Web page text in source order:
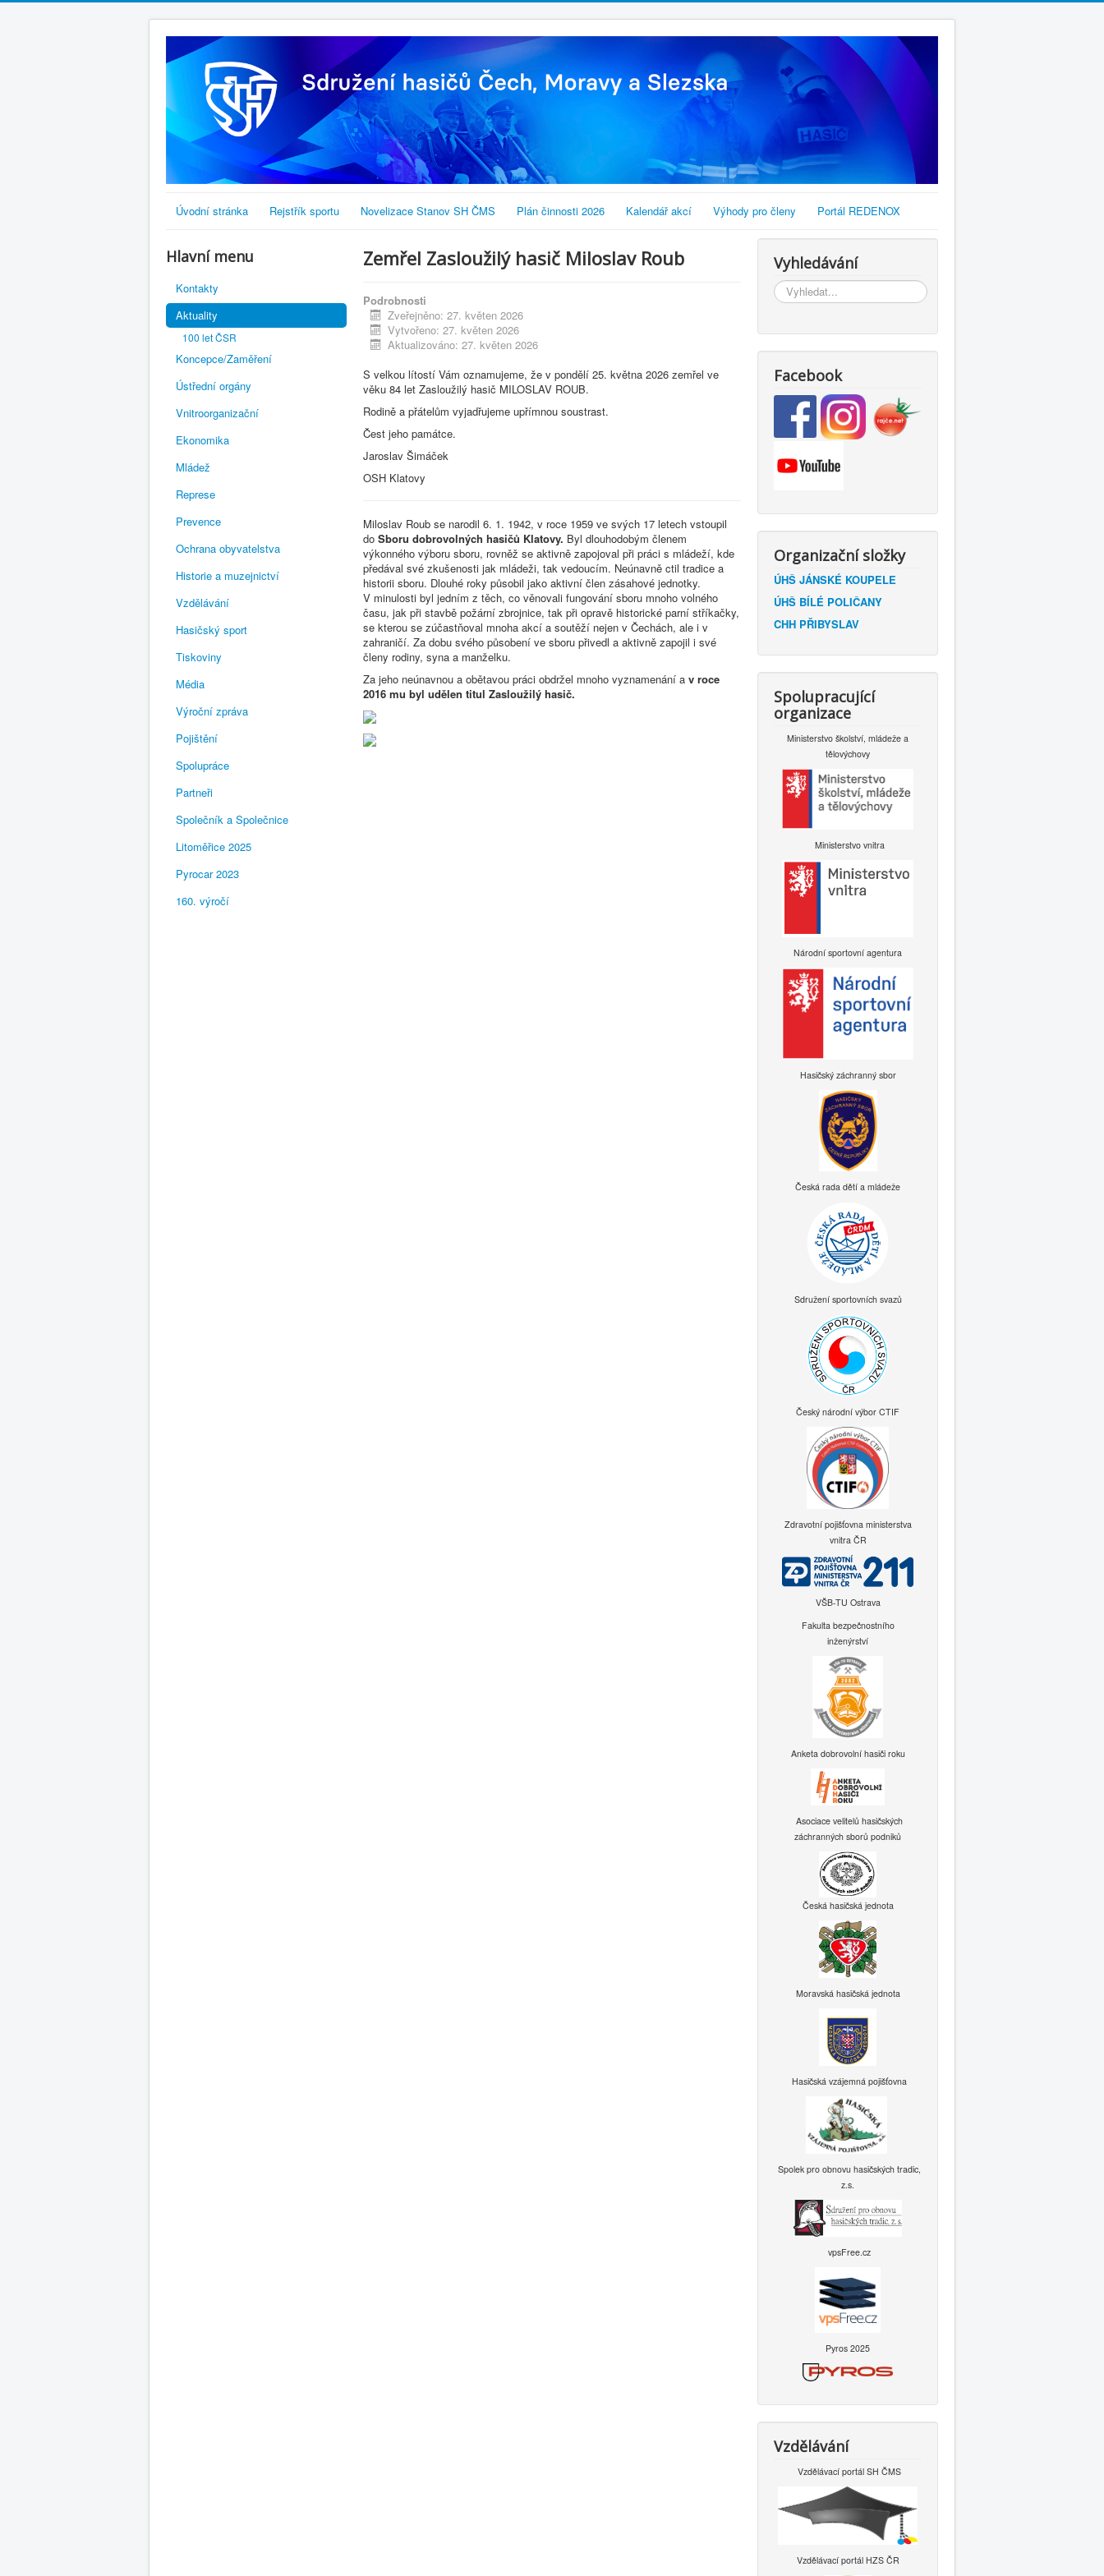
Úvodní stránka Rejstřík sportu Novelizace Stanov SH ČMS Plán činnosti 2026 Kalendář akcí Výhody pro členy Portál REDENOX
Hlavní menu
Kontakty
Aktuality
100 let ČSR
Koncepce/Zaměření
Ústřední orgány
Vnitroorganizační
Ekonomika
Mládež
Represe
Prevence
Ochrana obyvatelstva
Historie a muzejnictví
Vzdělávání
Hasičský sport
Tiskoviny
Média
Výroční zpráva
Pojištění
Spolupráce
Partneři
Společník a Společnice
Litoměřice 2025
Pyrocar 2023
160. výročí
Zemřel Zasloužilý hasič Miloslav Roub
Podrobnosti
Zveřejněno: 27. květen 2026
Vytvořeno: 27. květen 2026
Aktualizováno: 27. květen 2026
S velkou lítostí Vám oznamujeme, že v pondělí 25. května 2026 zemřel ve
věku 84 let Zasloužilý hasič MILOSLAV ROUB.
Rodině a přátelům vyjadřujeme upřímnou soustrast.
Čest jeho památce.
Jaroslav Šimáček
OSH Klatovy
Miloslav Roub se narodil 6. 1. 1942, v roce 1959 ve svých 17 letech vstoupil
do Sboru dobrovolných hasičů Klatovy. Byl dlouhodobým členem
výkonného výboru sboru, rovněž se aktivně zapojoval při práci s mládeží, kde
předával své zkušenosti jak mládeži, tak vedoucím. Neúnavně ctil tradice a
historii sboru. Dlouhé roky působil jako aktivní člen zásahové jednotky.
V minulosti byl jedním z těch, co věnovali fungování sboru mnoho volného
času, jak při stavbě požární zbrojnice, tak při opravě historické parní stříkačky,
se kterou se zúčastňoval mnoha akcí a soutěží nejen v Čechách, ale i v
zahraničí. Za dobu svého působení ve sboru přivedl a aktivně zapojil i své
členy rodiny, syna a manželku.
Za jeho neúnavnou a obětavou práci obdržel mnoho vyznamenání a v roce
2016 mu byl udělen titul Zasloužilý hasič.
Vyhledávání
Vyhledávání...
Facebook
Organizační složky
ÚHŠ JÁNSKÉ KOUPELE
ÚHŠ BÍLÉ POLIČANY
CHH PŘIBYSLAV
Spolupracující
organizace
Ministerstvo školství, mládeže a
tělovýchovy
Ministerstvo vnitra
Národní sportovní agentura
Hasičský záchranný sbor
Česká rada dětí a mládeže
Sdružení sportovních svazů
Český národní výbor CTIF
Zdravotní pojišťovna ministerstva
vnitra ČR
VŠB-TU Ostrava
Fakulta bezpečnostního
inženýrství
Anketa dobrovolní hasiči roku
Asociace velitelů hasičských
záchranných sborů podniků
Česká hasičská jednota
Moravská hasičská jednota
Hasičská vzájemná pojišťovna
Spolek pro obnovu hasičských tradic,
z.s.
vpsFree.cz
Pyros 2025
Vzdělávání
Vzdělávací portál SH ČMS
Vzdělávací portál HZS ČR